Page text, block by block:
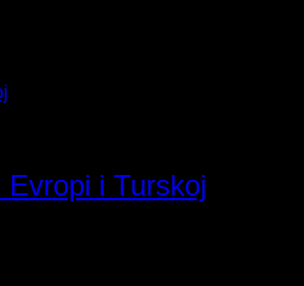
i Turskoj